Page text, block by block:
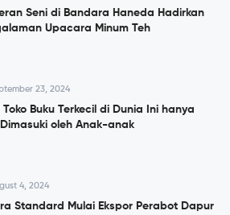
Seni di Bandara Haneda Hadirkan
Upacara Minum Teh
23, 2024
Toko Buku Terkecil di Dunia Ini hanya
Dimasuki oleh Anak-anak
4, 2024
Standard Mulai Ekspor Perabot Dapur